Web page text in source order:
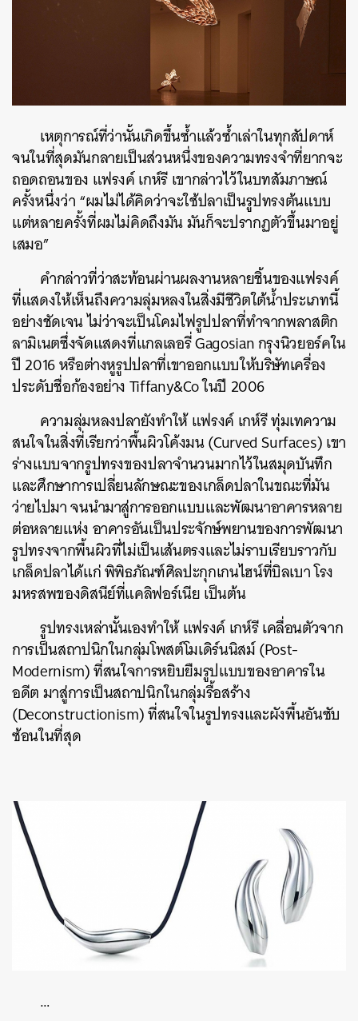
เหตุการณ์ที่ว่านั้นเกิดขึ้นซ้ำแล้วซ้ำเล่าในทุกสัปดาห์
จนในที่สุดมันกลายเป็นส่วนหนึ่งของความทรงจำที่ยากจะ
ถอดถอนของ แฟรงค์เกห์รีเขากล่าวไว้ในบทสัมภาษณ์
ครั้งหนึ่งว่า“ผมไม่ได้คิดว่าจะใช้ปลาเป็นรูปทรงต้นแบบ
แต่หลายครั้งที่ผมไม่คิดถึงมันมันก็จะปรากฏตัวขึ้นมาอยู่
เสมอ”
คำกล่าวที่ว่าสะท้อนผ่านผลงานหลายชิ้นของแฟรงค์
ที่แสดงให้เห็นถึงความลุ่มหลงในสิ่งมีชีวิตใต้น้ำประเภทนี้
อย่างชัดเจนไม่ว่าจะเป็นโคมไฟรูปปลาที่ทำจากพลาสติก
ลามิเนตซึ่งจัดแสดงที่แกลเลอรี่Gagosianกรุงนิวยอร์คใน
ปี 2016หรือต่างหูรูปปลาที่เขาออกแบบให้บริษัทเครื่อง
ประดับชื่อก้องอย่างTiffany&Coในปี 2006
ความลุ่มหลงปลายังทำให้แฟรงค์เกห์รีทุ่มเทความ
สนใจในสิ่งที่เรียกว่าพื้นผิวโค้งมน(Curved Surfaces)เขา
ร่างแบบจากรูปทรงของปลาจำนวนมากไว้ในสมุดบันทึก
และศึกษาการเปลี่ยนลักษณะของเกล็ดปลาในขณะที่มัน
ว่ายไปมาจนนำมาสู่การออกแบบและพัฒนาอาคารหลาย
ต่อหลายแห่งอาคารอันเป็นประจักษ์พยานของการพัฒนา
รูปทรงจากพื้นผิวที่ไม่เป็นเส้นตรงและไม่ราบเรียบราวกับ
เกล็ดปลาได้แก่พิพิธภัณฑ์ศิลปะกุกเกนไฮน์ที่บิลเบาโรง
มหรสพของดิสนีย์ที่แคลิฟอร์เนียเป็นต้น
รูปทรงเหล่านั้นเองทำให้แฟรงค์เกห์รีเคลื่อนตัวจาก
การเป็นสถาปนิกในกลุ่มโพสต์โมเดิร์นนิสม์(Post-
Modernism)ที่สนใจการหยิบยืมรูปแบบของอาคารใน
อดีตมาสู่การเป็นสถาปนิกในกลุ่มรื้อสร้าง
(Deconstructionism)ที่สนใจในรูปทรงและผังพื้นอันซับ
ซ้อนในที่สุด
…